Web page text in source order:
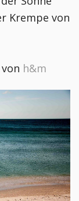
Krempe von
h&m